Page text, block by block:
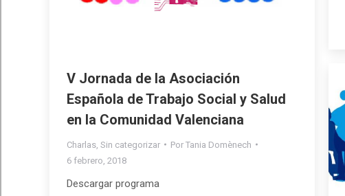
V Jornada de la Asociación
Española de Trabajo Social y Salud
en la Comunidad Valenciana
Charlas Sin categorizar Por Tania Domènech
6 febrero, 2018
Descargar programa